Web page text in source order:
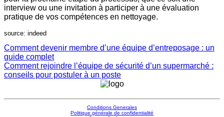
interview ou une invitation à participer à une évaluation
pratique de vos compétences en nettoyage.
source: indeed
Comment devenir membre d’une équipe d’entreposage : un
guide complet
Comment rejoindre l’équipe de sécurité d’un supermarché :
conseils pour postuler à un poste
Conditions Generales
Politique générale de confidentialité